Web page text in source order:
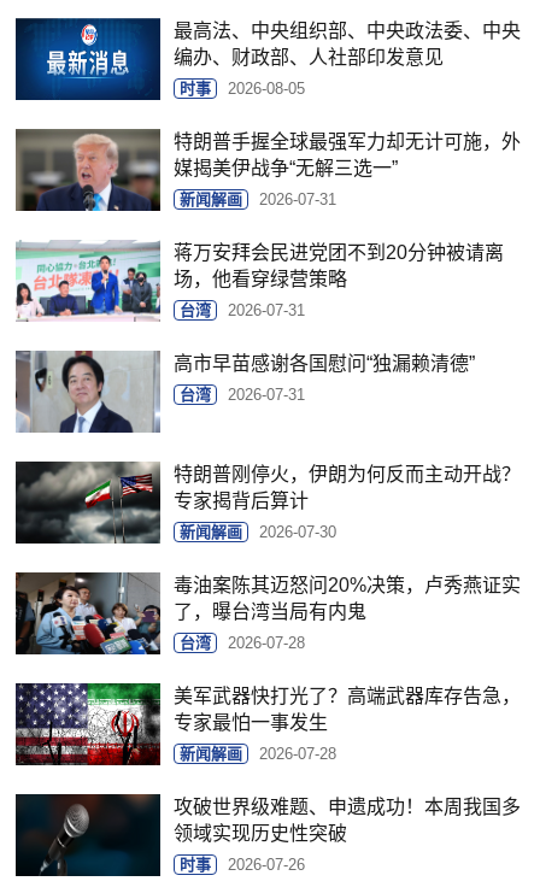
最高法、中央组织部、中央政法委、中央
编办、财政部、人社部印发意见
时事 2026-08-05
特朗普手握全球最强军力却无计可施，外
媒揭美伊战争“无解三选一”
新闻解画 2026-07-31
蒋万安拜会民进党团不到20分钟被请离
场，他看穿绿营策略
台湾 2026-07-31
高市早苗感谢各国慰问“独漏赖清德”
台湾 2026-07-31
特朗普刚停火，伊朗为何反而主动开战？
专家揭背后算计
新闻解画 2026-07-30
毒油案陈其迈怒问20%决策，卢秀燕证实
了，曝台湾当局有内鬼
台湾 2026-07-28
美军武器快打光了？高端武器库存告急，
专家最怕一事发生
新闻解画 2026-07-28
攻破世界级难题、申遗成功！本周我国多
领域实现历史性突破
时事 2026-07-26